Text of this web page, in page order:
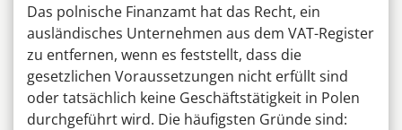
Das polnische Finanzamt hat das Recht, ein
ausländisches Unternehmen aus dem VAT-Register
zu entfernen, wenn es feststellt, dass die
gesetzlichen Voraussetzungen nicht erfüllt sind
oder tatsächlich keine Geschäftstätigkeit in Polen
durchgeführt wird. Die häufigsten Gründe sind: